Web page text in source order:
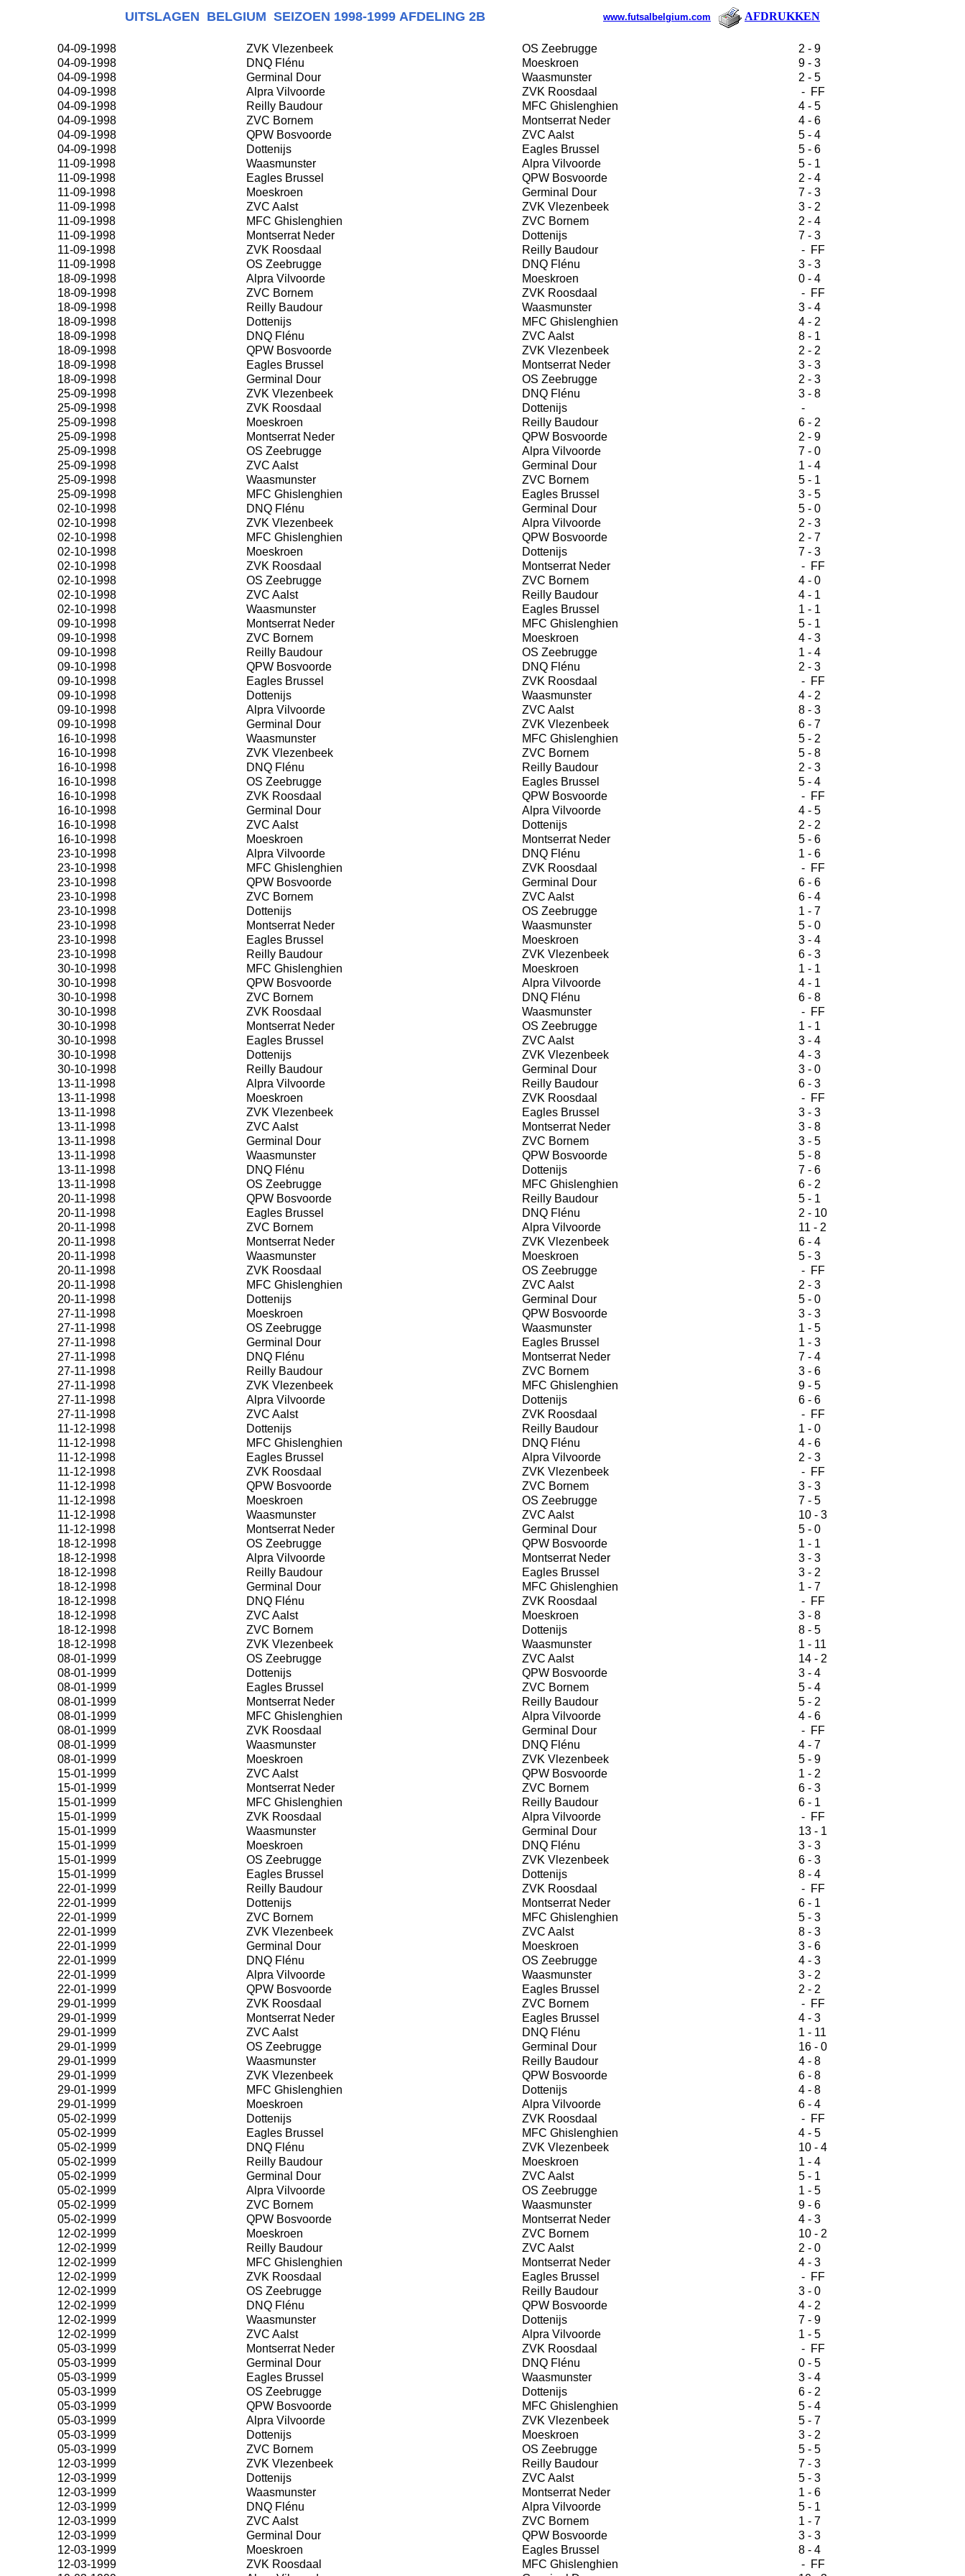
UITSLAGEN BELGIUM SEIZOEN 1998-1999 AFDELING 2B www.futsalbelgium.com AFDRUKKEN
04-09-1998 ZVK Vlezenbeek OS Zeebrugge
2 - 9
04-09-1998
DNQ Flénu Moeskroen
9 - 3
04-09-1998
Germinal Dour Waasmunster
2 - 5
04-09-1998
Alpra Vilvoorde ZVK Roosdaal
- FF
04-09-1998
Reilly Baudour MFC Ghislenghien
4 - 5
04-09-1998
ZVC Bornem Montserrat Neder
4 - 6
04-09-1998
QPW Bosvoorde ZVC Aalst
5 - 4
04-09-1998
Dottenijs Eagles Brussel
5 - 6
11-09-1998
Waasmunster Alpra Vilvoorde
5 - 1
11-09-1998
Eagles Brussel QPW Bosvoorde
2 - 4
11-09-1998
Moeskroen Germinal Dour
7 - 3
11-09-1998
ZVC Aalst ZVK Vlezenbeek
3 - 2
11-09-1998
MFC Ghislenghien ZVC Bornem
2 - 4
11-09-1998
Montserrat Neder Dottenijs
7 - 3
11-09-1998
ZVK Roosdaal Reilly Baudour
- FF
11-09-1998
OS Zeebrugge DNQ Flénu
3 - 3
18-09-1998
Alpra Vilvoorde Moeskroen
0 - 4
18-09-1998
ZVC Bornem ZVK Roosdaal
- FF
18-09-1998
Reilly Baudour Waasmunster
3 - 4
18-09-1998
Dottenijs MFC Ghislenghien
4 - 2
18-09-1998
DNQ Flénu ZVC Aalst
8 - 1
18-09-1998
QPW Bosvoorde ZVK Vlezenbeek
2 - 2
18-09-1998
Eagles Brussel Montserrat Neder
3 - 3
18-09-1998
Germinal Dour OS Zeebrugge
2 - 3
25-09-1998
ZVK Vlezenbeek DNQ Flénu
3 - 8
25-09-1998
ZVK Roosdaal Dottenijs
-
25-09-1998
Moeskroen Reilly Baudour
6 - 2
25-09-1998
Montserrat Neder QPW Bosvoorde
2 - 9
25-09-1998
OS Zeebrugge Alpra Vilvoorde
7 - 0
25-09-1998
ZVC Aalst Germinal Dour
1 - 4
25-09-1998
Waasmunster ZVC Bornem
5 - 1
25-09-1998
MFC Ghislenghien Eagles Brussel
3 - 5
02-10-1998
DNQ Flénu Germinal Dour
5 - 0
02-10-1998
ZVK Vlezenbeek Alpra Vilvoorde
2 - 3
02-10-1998
MFC Ghislenghien QPW Bosvoorde
2 - 7
02-10-1998
Moeskroen Dottenijs
7 - 3
02-10-1998
ZVK Roosdaal Montserrat Neder
- FF
02-10-1998
OS Zeebrugge ZVC Bornem
4 - 0
02-10-1998
ZVC Aalst Reilly Baudour
4 - 1
02-10-1998
Waasmunster Eagles Brussel
1 - 1
09-10-1998
Montserrat Neder MFC Ghislenghien
5 - 1
09-10-1998
ZVC Bornem Moeskroen
4 - 3
09-10-1998
Reilly Baudour OS Zeebrugge
1 - 4
09-10-1998
QPW Bosvoorde DNQ Flénu
2 - 3
09-10-1998
Eagles Brussel ZVK Roosdaal
- FF
09-10-1998
Dottenijs Waasmunster
4 - 2
09-10-1998
Alpra Vilvoorde ZVC Aalst
8 - 3
09-10-1998
Germinal Dour ZVK Vlezenbeek
6 - 7
16-10-1998
Waasmunster MFC Ghislenghien
5 - 2
16-10-1998
ZVK Vlezenbeek ZVC Bornem
5 - 8
16-10-1998
DNQ Flénu Reilly Baudour
2 - 3
16-10-1998
OS Zeebrugge Eagles Brussel
5 - 4
16-10-1998
ZVK Roosdaal QPW Bosvoorde
- FF
16-10-1998
Germinal Dour Alpra Vilvoorde
4 - 5
16-10-1998
ZVC Aalst Dottenijs
2 - 2
16-10-1998
Moeskroen Montserrat Neder
5 - 6
23-10-1998
Alpra Vilvoorde DNQ Flénu
1 - 6
23-10-1998
MFC Ghislenghien ZVK Roosdaal
- FF
23-10-1998
QPW Bosvoorde Germinal Dour
6 - 6
23-10-1998
ZVC Bornem ZVC Aalst
6 - 4
23-10-1998
Dottenijs OS Zeebrugge
1 - 7
23-10-1998
Montserrat Neder Waasmunster
5 - 0
23-10-1998
Eagles Brussel Moeskroen
3 - 4
23-10-1998
Reilly Baudour ZVK Vlezenbeek
6 - 3
30-10-1998
MFC Ghislenghien Moeskroen
1 - 1
30-10-1998
QPW Bosvoorde Alpra Vilvoorde
4 - 1
30-10-1998
ZVC Bornem DNQ Flénu
6 - 8
30-10-1998
ZVK Roosdaal Waasmunster
- FF
30-10-1998
Montserrat Neder OS Zeebrugge
1 - 1
30-10-1998
Eagles Brussel ZVC Aalst
3 - 4
30-10-1998
Dottenijs ZVK Vlezenbeek
4 - 3
30-10-1998
Reilly Baudour Germinal Dour
3 - 0
13-11-1998
Alpra Vilvoorde Reilly Baudour
6 - 3
13-11-1998
Moeskroen ZVK Roosdaal
- FF
13-11-1998
ZVK Vlezenbeek Eagles Brussel
3 - 3
13-11-1998
ZVC Aalst Montserrat Neder
3 - 8
13-11-1998
Germinal Dour ZVC Bornem
3 - 5
13-11-1998
Waasmunster QPW Bosvoorde
5 - 8
13-11-1998
DNQ Flénu Dottenijs
7 - 6
13-11-1998
OS Zeebrugge MFC Ghislenghien
6 - 2
20-11-1998
QPW Bosvoorde Reilly Baudour
5 - 1
20-11-1998
Eagles Brussel DNQ Flénu
2 - 10
20-11-1998
ZVC Bornem Alpra Vilvoorde
11 - 2
20-11-1998
Montserrat Neder ZVK Vlezenbeek
6 - 4
20-11-1998
Waasmunster Moeskroen
5 - 3
20-11-1998
ZVK Roosdaal OS Zeebrugge
- FF
20-11-1998
MFC Ghislenghien ZVC Aalst
2 - 3
20-11-1998
Dottenijs Germinal Dour
5 - 0
27-11-1998
Moeskroen QPW Bosvoorde
3 - 3
27-11-1998
OS Zeebrugge Waasmunster
1 - 5
27-11-1998
Germinal Dour Eagles Brussel
1 - 3
27-11-1998
DNQ Flénu Montserrat Neder
7 - 4
27-11-1998
Reilly Baudour ZVC Bornem
3 - 6
27-11-1998
ZVK Vlezenbeek MFC Ghislenghien
9 - 5
27-11-1998
Alpra Vilvoorde Dottenijs
6 - 6
27-11-1998
ZVC Aalst ZVK Roosdaal
- FF
11-12-1998
Dottenijs Reilly Baudour
1 - 0
11-12-1998
MFC Ghislenghien DNQ Flénu
4 - 6
11-12-1998
Eagles Brussel Alpra Vilvoorde
2 - 3
11-12-1998
ZVK Roosdaal ZVK Vlezenbeek
- FF
11-12-1998
QPW Bosvoorde ZVC Bornem
3 - 3
11-12-1998
Moeskroen OS Zeebrugge
7 - 5
11-12-1998
Waasmunster ZVC Aalst
10 - 3
11-12-1998
Montserrat Neder Germinal Dour
5 - 0
18-12-1998
OS Zeebrugge QPW Bosvoorde
1 - 1
18-12-1998
Alpra Vilvoorde Montserrat Neder
3 - 3
18-12-1998
Reilly Baudour Eagles Brussel
3 - 2
18-12-1998
Germinal Dour MFC Ghislenghien
1 - 7
18-12-1998
DNQ Flénu ZVK Roosdaal
- FF
18-12-1998
ZVC Aalst Moeskroen
3 - 8
18-12-1998
ZVC Bornem Dottenijs
8 - 5
18-12-1998
ZVK Vlezenbeek Waasmunster
1 - 11
08-01-1999
OS Zeebrugge ZVC Aalst
14 - 2
08-01-1999
Dottenijs QPW Bosvoorde
3 - 4
08-01-1999
Eagles Brussel ZVC Bornem
5 - 4
08-01-1999
Montserrat Neder Reilly Baudour
5 - 2
08-01-1999
MFC Ghislenghien Alpra Vilvoorde
4 - 6
08-01-1999
ZVK Roosdaal Germinal Dour
- FF
08-01-1999
Waasmunster DNQ Flénu
4 - 7
08-01-1999
Moeskroen ZVK Vlezenbeek
5 - 9
15-01-1999
ZVC Aalst QPW Bosvoorde
1 - 2
15-01-1999
Montserrat Neder ZVC Bornem
6 - 3
15-01-1999
MFC Ghislenghien Reilly Baudour
6 - 1
15-01-1999
ZVK Roosdaal Alpra Vilvoorde
- FF
15-01-1999
Waasmunster Germinal Dour
13 - 1
15-01-1999
Moeskroen DNQ Flénu
3 - 3
15-01-1999
OS Zeebrugge ZVK Vlezenbeek
6 - 3
15-01-1999
Eagles Brussel Dottenijs
8 - 4
22-01-1999
Reilly Baudour ZVK Roosdaal
- FF
22-01-1999
Dottenijs Montserrat Neder
6 - 1
22-01-1999
ZVC Bornem MFC Ghislenghien
5 - 3
22-01-1999
ZVK Vlezenbeek ZVC Aalst
8 - 3
22-01-1999
Germinal Dour Moeskroen
3 - 6
22-01-1999
DNQ Flénu OS Zeebrugge
4 - 3
22-01-1999
Alpra Vilvoorde Waasmunster
3 - 2
22-01-1999
QPW Bosvoorde Eagles Brussel
2 - 2
29-01-1999
ZVK Roosdaal ZVC Bornem
- FF
29-01-1999
Montserrat Neder Eagles Brussel
4 - 3
29-01-1999
ZVC Aalst DNQ Flénu
1 - 11
29-01-1999
OS Zeebrugge Germinal Dour
16 - 0
29-01-1999
Waasmunster Reilly Baudour
4 - 8
29-01-1999
ZVK Vlezenbeek QPW Bosvoorde
6 - 8
29-01-1999
MFC Ghislenghien Dottenijs
4 - 8
29-01-1999
Moeskroen Alpra Vilvoorde
6 - 4
05-02-1999
Dottenijs ZVK Roosdaal
- FF
05-02-1999
Eagles Brussel MFC Ghislenghien
4 - 5
05-02-1999
DNQ Flénu ZVK Vlezenbeek
10 - 4
05-02-1999
Reilly Baudour Moeskroen
1 - 4
05-02-1999
Germinal Dour ZVC Aalst
5 - 1
05-02-1999
Alpra Vilvoorde OS Zeebrugge
1 - 5
05-02-1999
ZVC Bornem Waasmunster
9 - 6
05-02-1999
QPW Bosvoorde Montserrat Neder
4 - 3
12-02-1999
Moeskroen ZVC Bornem
10 - 2
12-02-1999
Reilly Baudour ZVC Aalst
2 - 0
12-02-1999
MFC Ghislenghien Montserrat Neder
4 - 3
12-02-1999
ZVK Roosdaal Eagles Brussel
- FF
12-02-1999
OS Zeebrugge Reilly Baudour
3 - 0
12-02-1999
DNQ Flénu QPW Bosvoorde
4 - 2
12-02-1999
Waasmunster Dottenijs
7 - 9
12-02-1999
ZVC Aalst Alpra Vilvoorde
1 - 5
05-03-1999
Montserrat Neder ZVK Roosdaal
- FF
05-03-1999
Germinal Dour DNQ Flénu
0 - 5
05-03-1999
Eagles Brussel Waasmunster
3 - 4
05-03-1999
OS Zeebrugge Dottenijs
6 - 2
05-03-1999
QPW Bosvoorde MFC Ghislenghien
5 - 4
05-03-1999
Alpra Vilvoorde ZVK Vlezenbeek
5 - 7
05-03-1999
Dottenijs Moeskroen
3 - 2
05-03-1999
ZVC Bornem OS Zeebrugge
5 - 5
12-03-1999
ZVK Vlezenbeek Reilly Baudour
7 - 3
12-03-1999
Dottenijs ZVC Aalst
5 - 3
12-03-1999
Waasmunster Montserrat Neder
1 - 6
12-03-1999
DNQ Flénu Alpra Vilvoorde
5 - 1
12-03-1999
ZVC Aalst ZVC Bornem
1 - 7
12-03-1999
Germinal Dour QPW Bosvoorde
3 - 3
12-03-1999
Moeskroen Eagles Brussel
8 - 4
12-03-1999
ZVK Roosdaal MFC Ghislenghien
- FF